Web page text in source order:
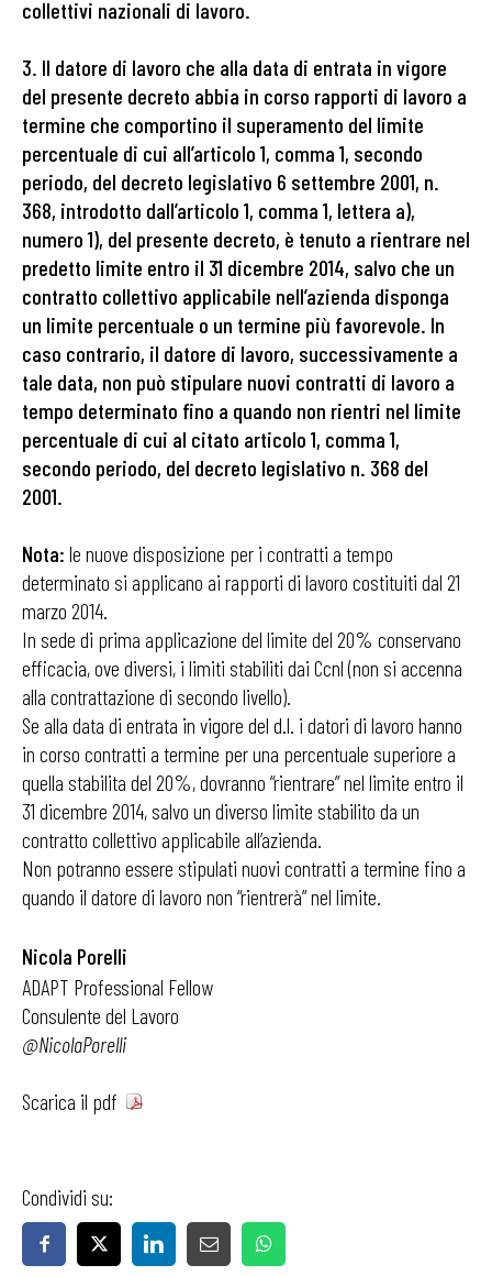
collettivi nazionali di lavoro.
3. Il datore di lavoro che alla data di entrata in vigore
del presente decreto abbia in corso rapporti di lavoro a
termine che comportino il superamento del limite
percentuale di cui all’articolo 1, comma 1, secondo
periodo, del decreto legislativo 6 settembre 2001, n.
368, introdotto dall’articolo 1, comma 1, lettera a),
numero 1), del presente decreto, è tenuto a rientrare nel
predetto limite entro il 31 dicembre 2014, salvo che un
contratto collettivo applicabile nell’azienda disponga
un limite percentuale o un termine più favorevole. In
caso contrario, il datore di lavoro, successivamente a
tale data, non può stipulare nuovi contratti di lavoro a
tempo determinato fino a quando non rientri nel limite
percentuale di cui al citato articolo 1, comma 1,
secondo periodo, del decreto legislativo n. 368 del
2001.
Nota: le nuove disposizione per i contratti a tempo
determinato si applicano ai rapporti di lavoro costituiti dal 21
marzo 2014.
In sede di prima applicazione del limite del 20% conservano
efficacia, ove diversi, i limiti stabiliti dai Ccnl (non si accenna
alla contrattazione di secondo livello).
Se alla data di entrata in vigore del d.l. i datori di lavoro hanno
in corso contratti a termine per una percentuale superiore a
quella stabilita del 20%, dovranno “rientrare” nel limite entro il
31 dicembre 2014, salvo un diverso limite stabilito da un
contratto collettivo applicabile all’azienda.
Non potranno essere stipulati nuovi contratti a termine fino a
quando il datore di lavoro non “rientrerà” nel limite.
Nicola Porelli
ADAPT Professional Fellow
Consulente del Lavoro
@NicolaPorelli
Scarica il pdf
Condividi su: